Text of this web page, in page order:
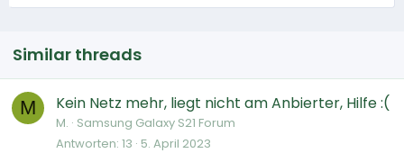
Similar threads
M Kein Netz mehr, liegt nicht am Anbierter, Hilfe :(
M. Samsung Galaxy S21 Forum
Antworten 13 5. April 2023